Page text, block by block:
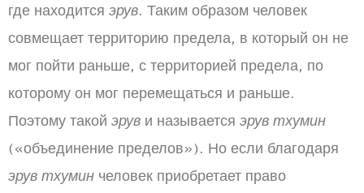
где находится эрув. Таким образом человек
совмещает территорию предела, в который он не
мог пойти раньше, с территорией предела, по
которому он мог перемещаться и раньше.
Поэтому такой эрув и называется эрув тхумин
(«объединение пределов»). Но если благодаря
эрув тхумин человек приобретает право